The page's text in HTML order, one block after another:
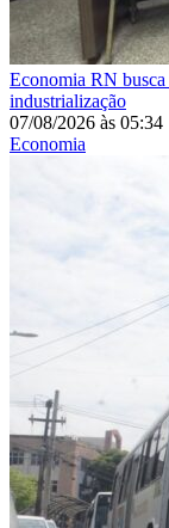
Economia RN
industrialização
07/08/2026 às 05:34
Economia